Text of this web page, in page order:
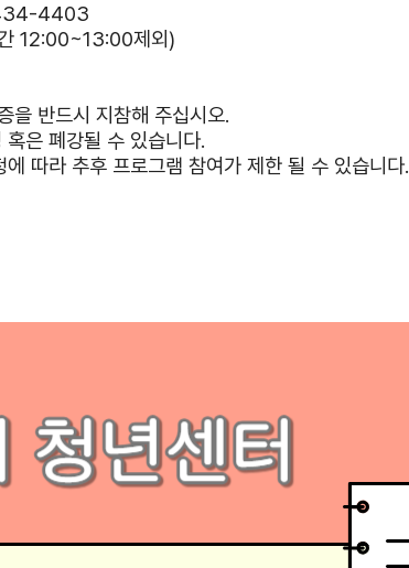
4403
12:00~13:00제외)
반드시 지참해 주십시오.
은 폐강될 수 있습니다.
따라 추후 프로그램 참여가 제한 될 수 있습니다.